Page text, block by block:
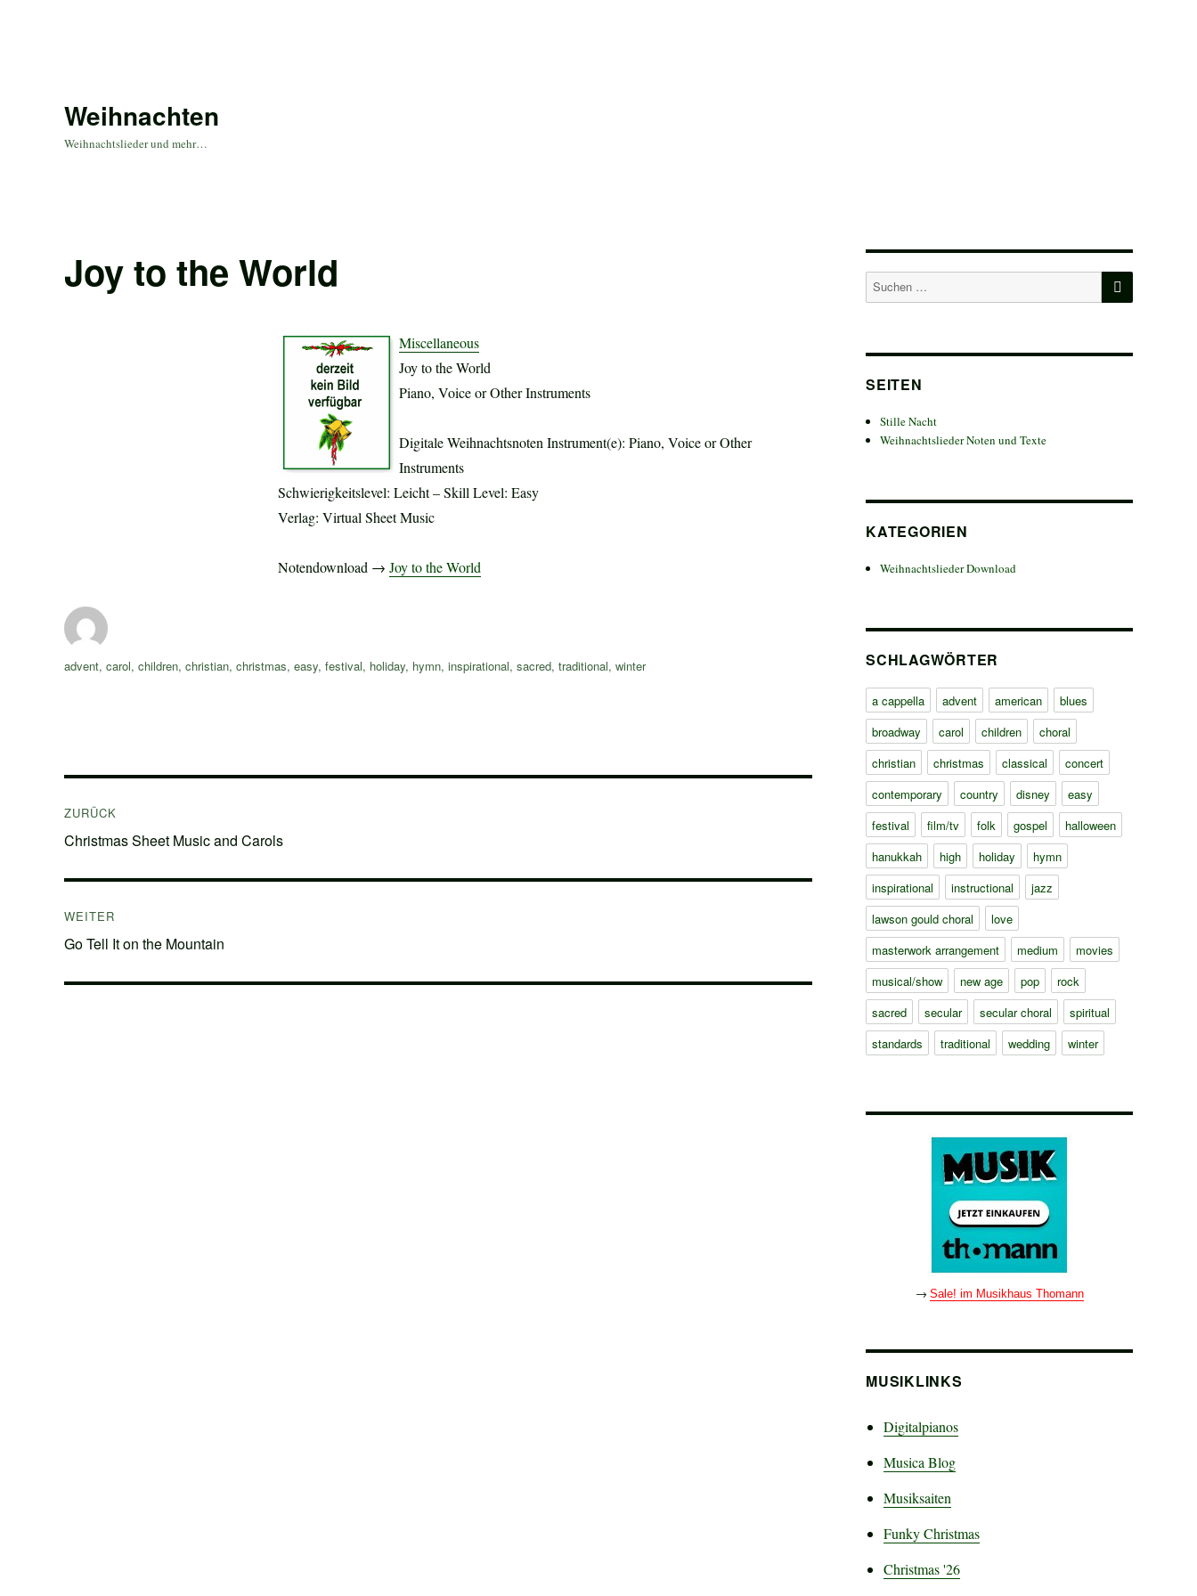
Weihnachten
Weihnachtslieder und mehr…
Joy to the World
Miscellaneous
Joy to the World
Piano, Voice or Other Instruments
Digitale Weihnachtsnoten Instrument(e): Piano, Voice or Other
Instruments
Schwierigkeitslevel: Leicht – Skill Level: Easy
Verlag: Virtual Sheet Music
Notendownload → Joy to the World
Autor
Schlagwörter
advent, carol, children, christian, christmas, easy, festival, holiday, hymn, inspirational, sacred, traditional, winter
ZURÜCK
Vorheriger
Christmas Sheet Music and Carols
WEITER
Nächster
Go Tell It on the Mountain
Suchen
nach:
SUCHEN
SEITEN
Stille Nacht
Weihnachtslieder Noten und Texte
KATEGORIEN
Weihnachtslieder Download
SCHLAGWÖRTER
a cappella advent american
blues
broadway
carol children
choral
christian
christmas classical
concert
contemporary
country disney
easy
festival
film/tv folk gospel
halloween
hanukkah
high holiday
hymn
inspirational
instructional
jazz
lawson gould choral
love
masterwork arrangement
medium
movies
musical/show
new age pop
rock
sacred
secular secular choral
spiritual
standards
traditional wedding winter
→ Sale! im Musikhaus Thomann
MUSIKLINKS
Digitalpianos
Musica Blog
Musiksaiten
Funky Christmas
Christmas '26